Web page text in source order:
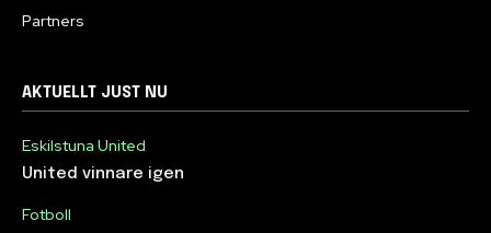
Partners
AKTUELLT JUST NU
Eskilstuna United
United vinnare igen
Fotboll